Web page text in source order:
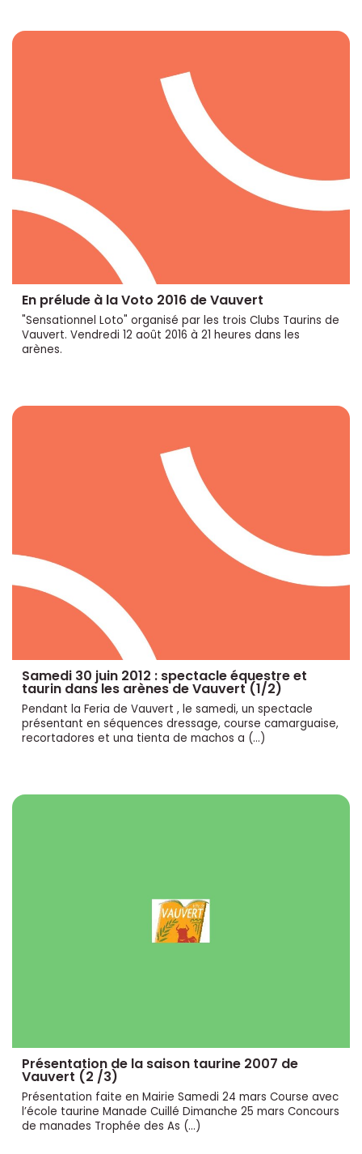
En prélude à la Voto 2016 de Vauvert
"Sensationnel Loto" organisé par les trois Clubs Taurins de
Vauvert. Vendredi 12 août 2016 à 21 heures dans les
arènes.
Samedi 30 juin 2012 : spectacle équestre et
taurin dans les arènes de Vauvert (1/2)
Pendant la Feria de Vauvert , le samedi, un spectacle
présentant en séquences dressage, course camarguaise,
recortadores et una tienta de machos a (…)
Présentation de la saison taurine 2007 de
Vauvert (2 /3)
Présentation faite en Mairie Samedi 24 mars Course avec
l’école taurine Manade Cuillé Dimanche 25 mars Concours
de manades Trophée des As (…)